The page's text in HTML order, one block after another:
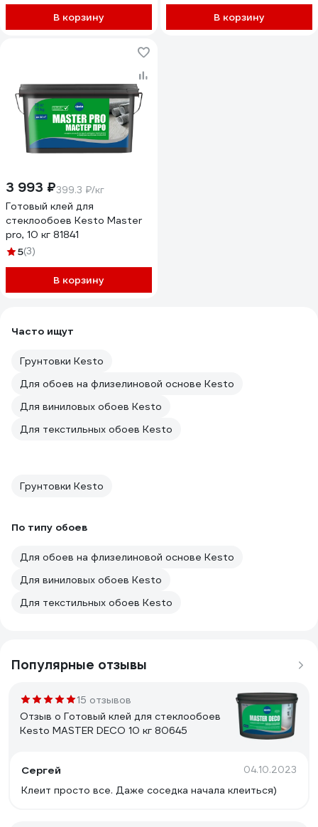
В корзину В корзину
3 993 ₽399.3 ₽/кг
Готовый клей для
стеклообоев Kesto Master
pro, 10 кг 81841
5(3)
В корзину
Часто ищут
Грунтовки Kesto
Для обоев на флизелиновой основе Kesto
Для виниловых обоев Kesto
Для текстильных обоев Kesto
Грунтовки Kesto
По типу обоев
Для обоев на флизелиновой основе Kesto
Для виниловых обоев Kesto
Для текстильных обоев Kesto
Популярные отзывы
15 отзывов
Отзыв о Готовый клей для стеклообоев
Kesto MASTER DECO 10 кг 80645
Сергей 04.10.2023
Клеит просто все. Даже соседка начала клеиться)